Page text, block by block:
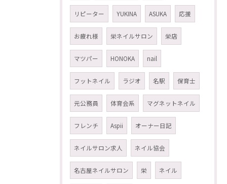
リピーター YUKINA ASUKA 応援
お疲れ様 栄ネイルサロン 栄店
マツパー HONOKA nail
フットネイル ラジオ 名駅 保育士
元公務員 体育会系 マグネットネイル
フレンチ Aspii オーナー日記
ネイルサロン求人 ネイル協会
名古屋ネイルサロン 栄 ネイル